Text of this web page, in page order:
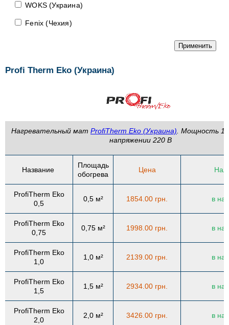
WOKS (Украина)
Fenix (Чехия)
Применить
Profi Therm Eko (Украина)
Нагревательный мат ProfiTherm Eko (Украина) . Мощность
напряжении 220 В
Название
Площадь
обогрева
Цена
ProfiTherm Eko
0,5
0,5 м² 1854.00 грн. в
ProfiTherm Eko
0,75
0,75 м² 1998.00 грн. в
ProfiTherm Eko
1,0
1,0 м² 2139.00 грн. в
ProfiTherm Eko
1,5
1,5 м² 2934.00 грн. в
ProfiTherm Eko
2,0
2,0 м² 3426.00 грн. в